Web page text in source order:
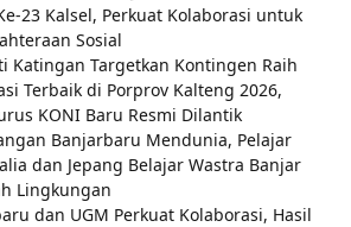
23 Kalsel, Perkuat Kolaborasi untuk
Sosial
Katingan Targetkan Kontingen Raih
Terbaik di Porprov Kalteng 2026,
KONI Baru Resmi Dilantik
Banjarbaru Mendunia, Pelajar
dan Jepang Belajar Wastra Banjar
Lingkungan
dan UGM Perkuat Kolaborasi, Hasil